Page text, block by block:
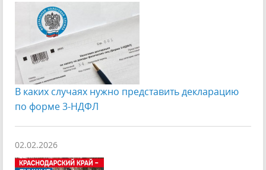
В каких случаях нужно представить декларацию
по форме 3-НДФЛ
02.02.2026